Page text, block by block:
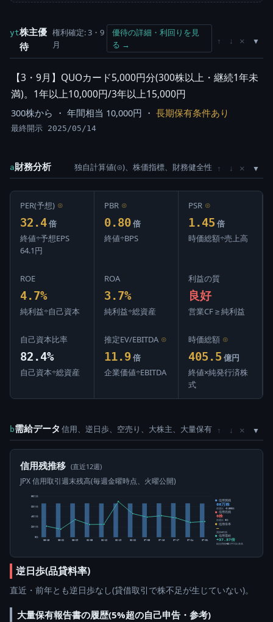
yt株主優
待
権利確定: 3・9
月
優待の詳細・利回りを見
る →
↑ ↓ ×
【3・9月】QUOカード5,000円分(300株以上・継続1年未
満)。1年以上10,000円/3年以上15,000円
300株から ・ 年間相当 10,000円 ・ 長期保有条件あり
最終開示 2025/05/14
a財務分析 独自計算値(⊙)、株価指標、財務健全性 ↑ ↓ ×
PER(予想) ⊙
32.4 倍
終値÷予想EPS
64.1円
PBR ⊙
0.80 倍
終値÷BPS
PSR ⊙
1.45 倍
時価総額÷売上高
ROE
4.7%
純利益÷自己資本
ROA
3.7%
純利益÷総資産
利益の質
良好
営業CF ≥ 純利益
自己資本比率
82.4%
自己資本÷総資産
推定EV/EBITDA ⊙
11.9 倍
企業価値÷EBITDA
時価総額 ⊙
405.5 億円
終値×純発行済株
式
b需給データ 信用、逆日歩、空売り、大株主、大量保有 ↑ ↓ ×
信用残推移 (直近12週)
JPX 信用取引週末残高(毎週金曜時点、火曜公開)
0株
20万株
40万株
60万株
80万株
05-15 05-22 05-29 06-05 06-12 06-19 06-26 07-03 07-10 07-17 07-24 07-31
信用買残
66万株
前週比 -3,500株
信用売残
0株
前週比 0株
信用倍率
―
買残÷売残
信用需給
+37.57倍
純信用残÷5日平均出来高
逆日歩(品貸料率)
直近・前年とも逆日歩なし(貸借取引で株不足が生じていない)。
大量保有報告書の履歴(5%超の自己申告・参考)